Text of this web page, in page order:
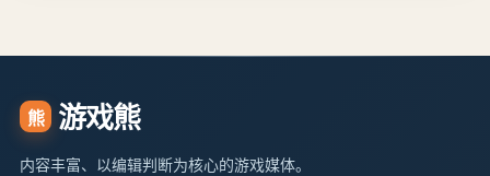
熊 游戏熊
内容丰富、以编辑判断为核心的游戏媒体。